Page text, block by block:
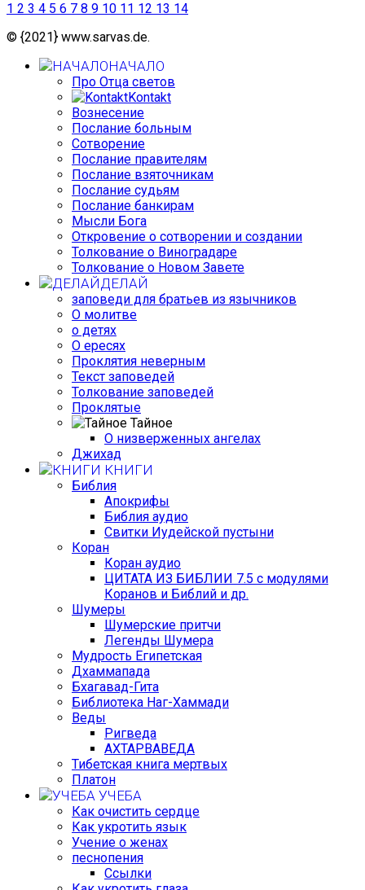
1 2 3 4 5 6 7 8 9 10 11 12 13 14
© {2021} www.sarvas.de.
НАЧАЛО
Про Отца светов
Kontakt
Вознесение
Послание больным
Сотворение
Послание правителям
Послание взяточникам
Послание судьям
Послание банкирам
Мысли Бога
Откровение о сотворении и создании
Толкование о Виноградаре
Толкование о Новом Завете
ДЕЛАЙ
заповеди для братьев из язычников
О молитве
о детях
О ересях
Проклятия неверным
Текст заповедей
Толкование заповедей
Проклятые
Тайное
О низверженных ангелах
Джихад
КНИГИ
Библия
Апокрифы
Библия аудио
Свитки Иудейской пустыни
Коран
Коран аудио
ЦИТАТА ИЗ БИБЛИИ 7.5 с модулями
Коранов и Библий и др.
Шумеры
Шумерские притчи
Легенды Шумера
Мудрость Египетская
Дхаммапада
Бхагавад-Гита
Библиотека Наг-Хаммади
Веды
Ригведа
АХТАРВАВЕДА
Тибетская книга мертвых
Платон
УЧЕБА
Как очистить сердце
Как укротить язык
Учение о женах
песнопения
Ссылки